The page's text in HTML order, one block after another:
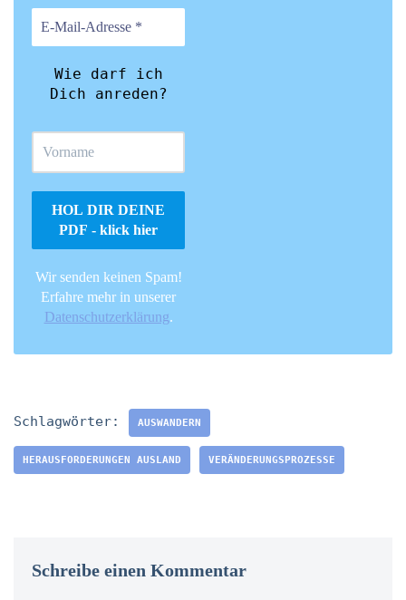
Wie darf ich
Dich anreden?
Wir senden keinen Spam!
Erfahre mehr in unserer
Datenschutzerklärung.
Schlagwörter: AUSWANDERN
HERAUSFORDERUNGEN AUSLAND VERÄNDERUNGSPROZESSE
Schreibe einen Kommentar